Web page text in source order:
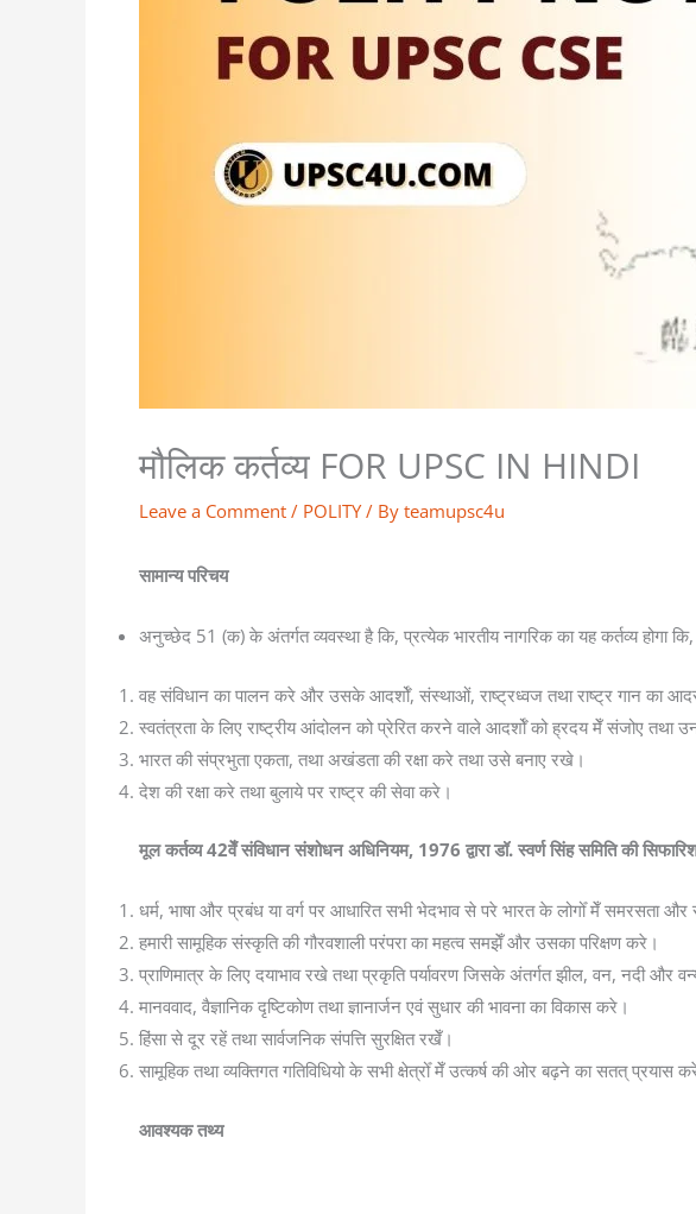
मौलिक कर्तव्य FOR UPSC IN HINDI
Leave a Comment / POLITY/ By teamupsc4u
सामान्य परिचय
अनुच्छेद 51 (क) के अंतर्गत व्यवस्था है कि, प्रत्येक भारतीय नागरिक का यह कर्तव्य होगा कि,
वह संविधान का पालन करे और उसके आदर्शोँ, संस्थाओं, राष्ट्रध्वज तथा राष्ट्र गान का
स्वतंत्रता के लिए राष्ट्रीय आंदोलन को प्रेरित करने वाले आदर्शोँ को ह्रदय मेँ संजोए तथा
भारत की संप्रभुता एकता, तथा अखंडता की रक्षा करे तथा उसे बनाए रखे।
देश की रक्षा करे तथा बुलाये पर राष्ट्र की सेवा करे।
मूल कर्तव्य 42वेँ संविधान संशोधन अधिनियम, 1976 द्वारा डॉ. स्वर्ण सिंह समिति की
धर्म, भाषा और प्रबंध या वर्ग पर आधारित सभी भेदभाव से परे भारत के लोगोँ मेँ समरसता
हमारी सामूहिक संस्कृति की गौरवशाली परंपरा का महत्व समझेँ और उसका परिक्षण करे।
प्राणिमात्र के लिए दयाभाव रखे तथा प्रकृति पर्यावरण जिसके अंतर्गत झील, वन, नदी और
मानववाद, वैज्ञानिक दृष्टिकोण तथा ज्ञानार्जन एवं सुधार की भावना का विकास करे।
हिंसा से दूर रहें तथा सार्वजनिक संपत्ति सुरक्षित रखेँ।
सामूहिक तथा व्यक्तिगत गतिविधियो के सभी क्षेत्रोँ मेँ उत्कर्ष की ओर बढ़ने का सतत्
आवश्यक तथ्य